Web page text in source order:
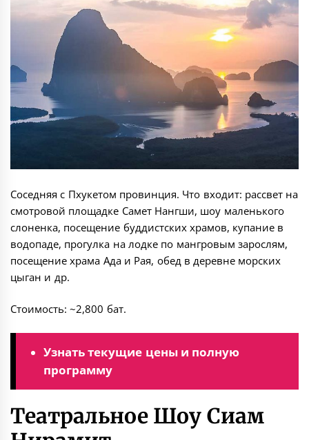
Соседняя с Пхукетом провинция. Что входит: рассвет на
смотровой площадке Самет Нангши, шоу маленького
слоненка, посещение буддистских храмов, купание в
водопаде, прогулка на лодке по мангровым зарослям,
посещение храма Ада и Рая, обед в деревне морских
цыган и др.
Стоимость: ~2,800 бат.
Узнать текущие цены и полную
программу
Театральное Шоу Сиам